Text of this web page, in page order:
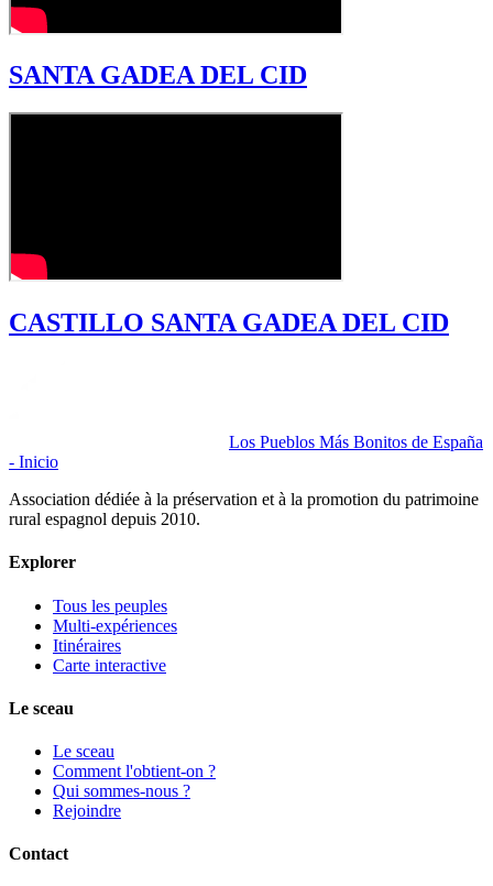
SANTA GADEA DEL CID
CASTILLO SANTA GADEA DEL CID
Los Pueblos Más Bonitos de España
- Inicio
Association dédiée à la préservation et à la promotion du patrimoine
rural espagnol depuis 2010.
Explorer
Tous les peuples
Multi-expériences
Itinéraires
Carte interactive
Le sceau
Le sceau
Comment l'obtient-on ?
Qui sommes-nous ?
Rejoindre
Contact